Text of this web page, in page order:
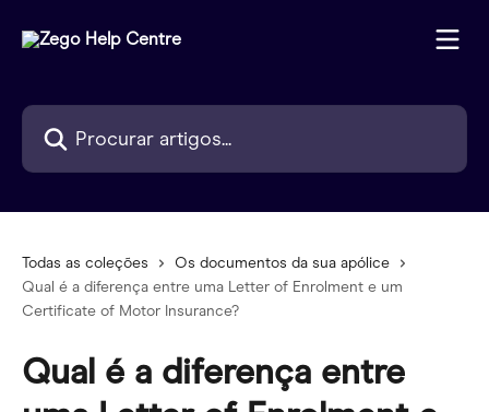
Procurar artigos...
Todas as coleções
Os documentos da sua apólice
Qual é a diferença entre uma Letter of Enrolment e um
Certificate of Motor Insurance?
Qual é a diferença entre